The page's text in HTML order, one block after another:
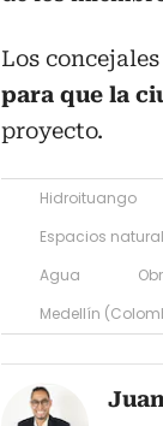
Los concejales
para que la
proyecto.
Hidroituango
Espacios
Agua
Medellín